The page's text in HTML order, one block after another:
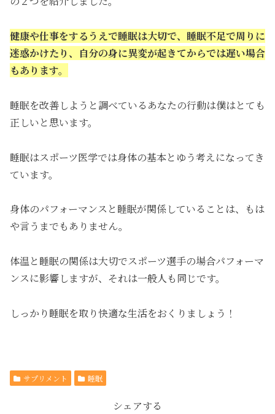
健康や仕事をするうえで睡眠は大切で、睡眠不足で周りに
迷惑かけたり、自分の身に異変が起きてからでは遅い場合
もあります。
睡眠を改善しようと調べているあなたの行動は僕はとても
正しいと思います。
睡眠はスポーツ医学では身体の基本とゆう考えになってき
ています。
身体のパフォーマンスと睡眠が関係していることは、もは
や言うまでもありません。
体温と睡眠の関係は大切でスポーツ選手の場合パフォーマ
ンスに影響しますが、それは一般人も同じです。
しっかり睡眠を取り快適な生活をおくりましょう！
サプリメント 睡眠
シェアする